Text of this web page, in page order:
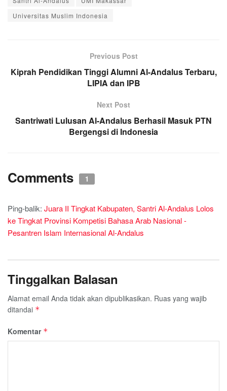
Universitas Muslim Indonesia
Previous Post
Kiprah Pendidikan Tinggi Alumni Al-Andalus Terbaru,
LIPIA dan IPB
Next Post
Santriwati Lulusan Al-Andalus Berhasil Masuk PTN
Bergengsi di Indonesia
Comments 1
Ping-balik: Juara II Tingkat Kabupaten, Santri Al-Andalus Lolos
ke Tingkat Provinsi Kompetisi Bahasa Arab Nasional -
Pesantren Islam Internasional Al-Andalus
Tinggalkan Balasan
Alamat email Anda tidak akan dipublikasikan. Ruas yang wajib
ditandai *
Komentar *